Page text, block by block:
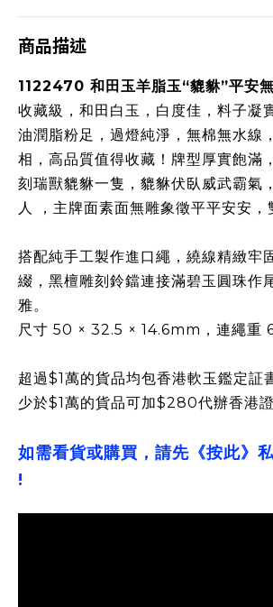
商品描述
1122470 和田玉羊脂玉“貔貅”平安
收藏級，和田白玉，白度佳，料子凝
油潤脂粉足，過燈純淨，無棉無水線
相，高品質值得收藏！ 牌型厚實飽滿
刻瑞獸貔貅一隻，貔貅伏臥威武霸氣
人 ，主牌面素面無雕象徵平平安安，
搭配純手工製作進口繩，繞線精緻牢
綴，黑檀雕刻鈴鐺連接滿碧玉圓珠作
雅。
尺寸 50 × 32.5 × 14.6mm，連繩重
超過$1萬的貨品均包香港軟玉鑑定証
少於$1萬的貨品可加$280代辦香港證
如需看貨或購買，請先《按此》
!